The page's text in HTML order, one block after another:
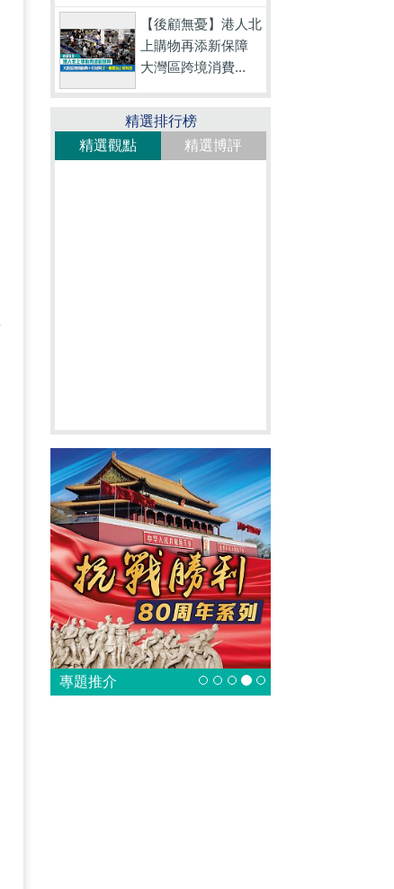
【後顧無憂】港人北
上購物再添新保障
大灣區跨境消費...
精選排行榜
精選觀點
精選博評
專題推介